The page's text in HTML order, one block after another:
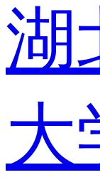
湖
大